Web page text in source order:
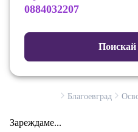
0884032207
Поискай
Благоевград
Зареждаме...